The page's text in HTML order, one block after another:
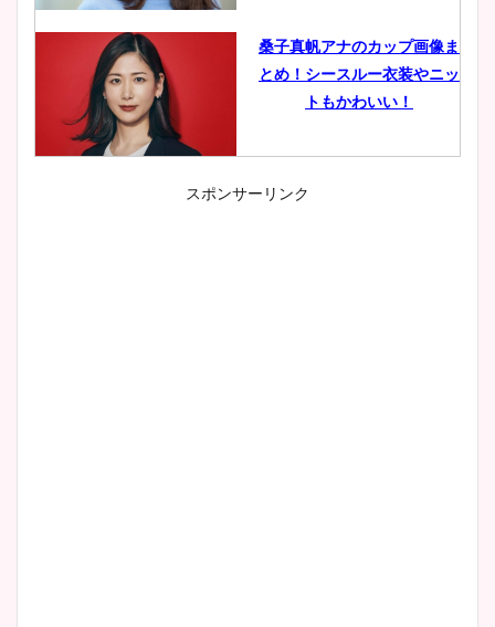
桑子真帆アナのカップ画像ま
とめ！シースルー衣装やニッ
トもかわいい！
小室瑛莉子のカップ画像まと
スポンサーリンク